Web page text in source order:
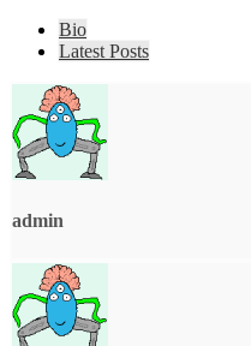
Bio
Latest Posts
admin